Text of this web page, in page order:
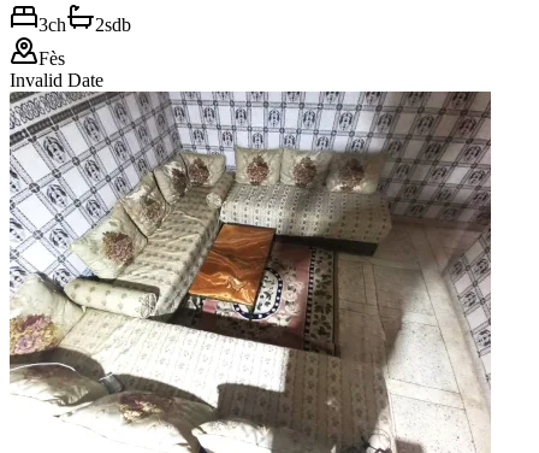
3ch 2sdb
Fès
Invalid Date